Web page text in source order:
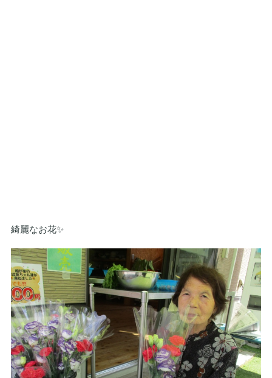
綺麗なお花✨